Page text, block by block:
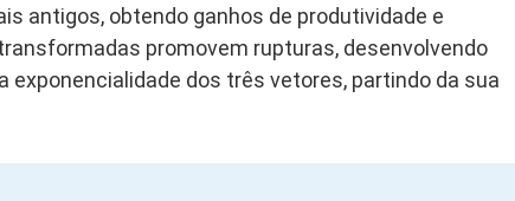
antigos, obtendo ganhos de produtividade e
promovem rupturas, desenvolvendo
dos três vetores, partindo da sua